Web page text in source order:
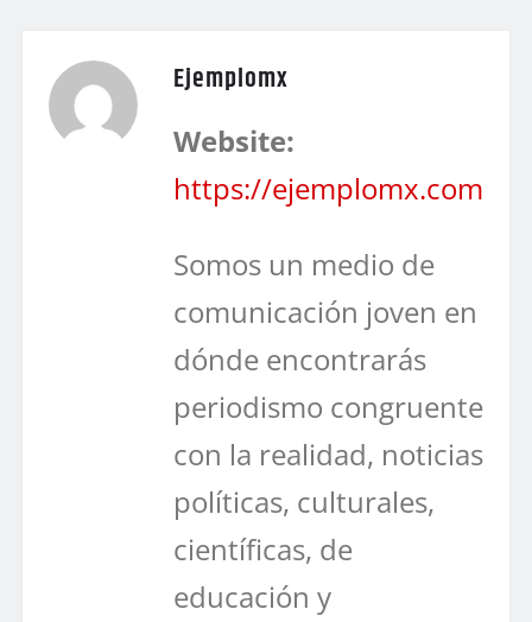
Ejemplomx
Website:
https://ejemplomx.com
Somos un medio de
comunicación joven en
dónde encontrarás
periodismo congruente
con la realidad, noticias
políticas, culturales,
científicas, de
educación y